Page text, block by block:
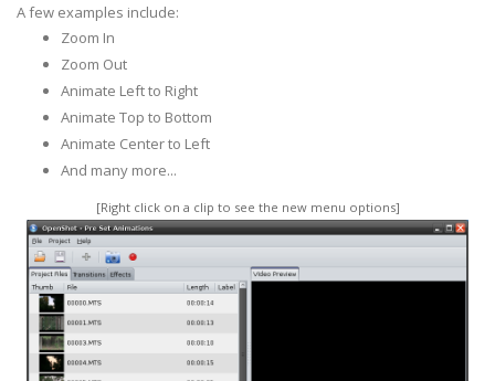
A few examples include:
Zoom In
Zoom Out
Animate Left to Right
Animate Top to Bottom
Animate Center to Left
And many more...
[Right click on a clip to see the new menu options]